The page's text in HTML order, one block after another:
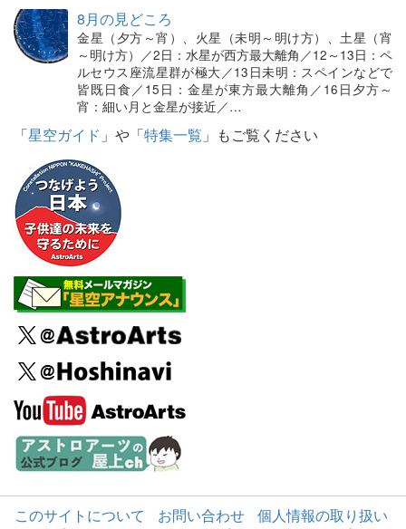
8月の見どころ
金星（夕方～宵）、火星（未明～明け方）、土星（宵
～明け方）／2日：水星が西方最大離角／12～13日：ペ
ルセウス座流星群が極大／13日未明：スペインなどで
皆既日食／15日：金星が東方最大離角／16日夕方～
宵：細い月と金星が接近／…
「星空ガイド 」や「特集一覧 」もご覧ください
このサイトについて お問い合わせ
個人情報の取り扱い